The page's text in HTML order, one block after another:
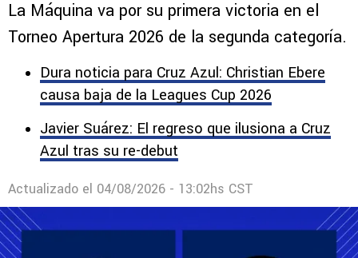
La Máquina va por su primera victoria en el
Torneo Apertura 2026 de la segunda categoría.
Dura noticia para Cruz Azul: Christian Ebere
causa baja de la Leagues Cup 2026
Javier Suárez: El regreso que ilusiona a Cruz
Azul tras su re-debut
Actualizado el 04/08/2026 - 13:02hs CST